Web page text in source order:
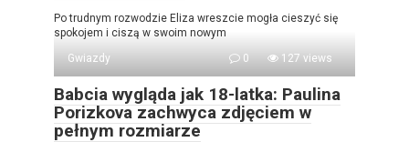
Po trudnym rozwodzie Eliza wreszcie mogła cieszyć się
spokojem i ciszą w swoim nowym
Gwiazdy
0 127 views
Babcia wygląda jak 18-latka: Paulina
Porizkova zachwyca zdjęciem w
pełnym rozmiarze